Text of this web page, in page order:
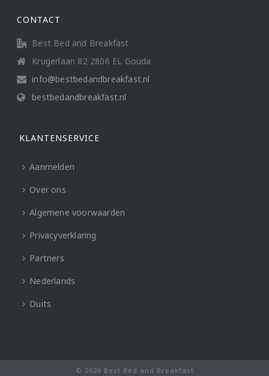
CONTACT
Best Bed and Breakfast
Krugerlaan 82 2806 EL Gouda
info@bestbedandbreakfast.nl
bestbedandbreakfast.nl
KLANTENSERVICE
Aanmelden
Over ons
Algemene voorwaarden
Privacyverklaring
Partners
Nederlands
Duits
© 2026 Best Bed and Breakfast